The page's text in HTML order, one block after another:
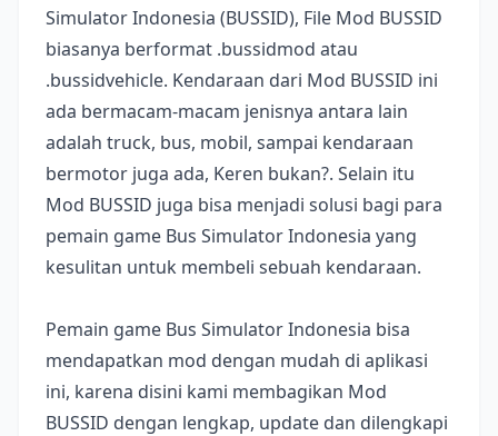
Simulator Indonesia (BUSSID), File Mod BUSSID
biasanya berformat .bussidmod atau
.bussidvehicle. Kendaraan dari Mod BUSSID ini
ada bermacam-macam jenisnya antara lain
adalah truck, bus, mobil, sampai kendaraan
bermotor juga ada, Keren bukan?. Selain itu
Mod BUSSID juga bisa menjadi solusi bagi para
pemain game Bus Simulator Indonesia yang
kesulitan untuk membeli sebuah kendaraan.
Pemain game Bus Simulator Indonesia bisa
mendapatkan mod dengan mudah di aplikasi
ini, karena disini kami membagikan Mod
BUSSID dengan lengkap, update dan dilengkapi